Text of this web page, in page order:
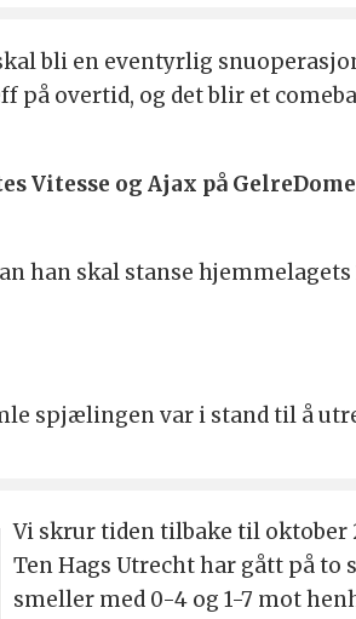
bli en eventyrlig
på overtid, og det blir et
Vitesse og Ajax på
han skal stanse hjemmelagets
spjælingen var i stand til å
Vi skrur tiden tilbake til oktober
Ten Hags Utrecht har gått på to
smeller med 0-4 og 1-7 mot